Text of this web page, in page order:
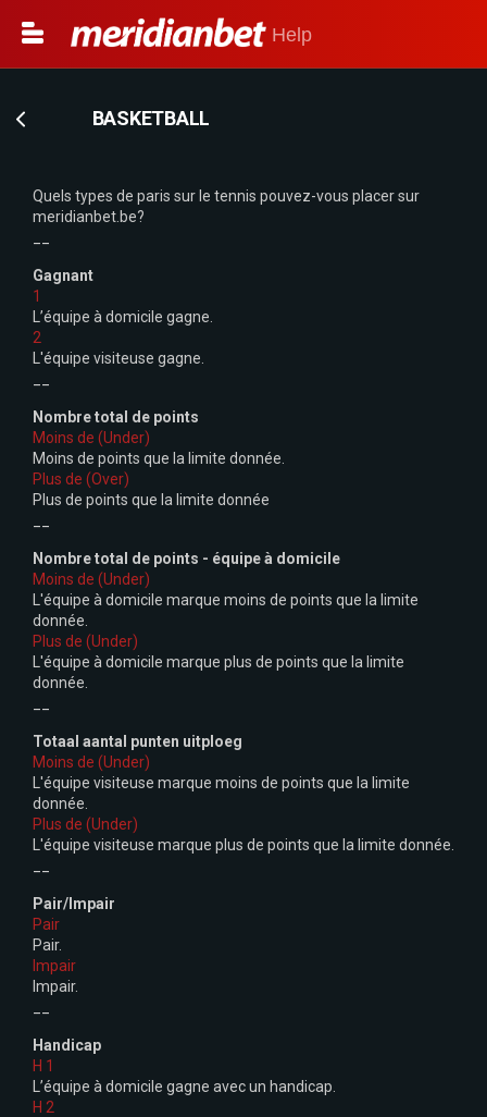
Help
BASKETBALL
Quels types de paris sur le tennis pouvez-vous placer sur
meridianbet.be?
Gagnant
1
L’équipe à domicile gagne.
2
L'équipe visiteuse gagne.
Nombre total de points
Moins de (Under)
Moins de points que la limite donnée.
Plus de (Over)
Plus de points que la limite donnée
Nombre total de points - équipe à domicile
Moins de (Under)
L'équipe à domicile marque moins de points que la limite
donnée.
Plus de (Under)
L'équipe à domicile marque plus de points que la limite
donnée.
Totaal aantal punten uitploeg
Moins de (Under)
L'équipe visiteuse marque moins de points que la limite
donnée.
Plus de (Under)
L'équipe visiteuse marque plus de points que la limite donnée.
Pair/Impair
Pair
Pair.
Impair
Impair.
Handicap
H 1
L’équipe à domicile gagne avec un handicap.
H 2